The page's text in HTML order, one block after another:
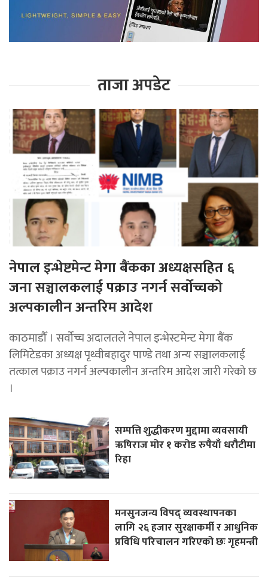
ताजा अपडेट
नेपाल इन्भेष्टमेन्ट मेगा बैंकका अध्यक्षसहित ६
जना सञ्चालकलाई पक्राउ नगर्न सर्वोच्चको
अल्पकालीन अन्तरिम आदेश
काठमाडौँ । सर्वोच्च अदालतले नेपाल इन्भेस्टमेन्ट मेगा बैंक
लिमिटेडका अध्यक्ष पृथ्वीबहादुर पाण्डे तथा अन्य सञ्चालकलाई
तत्काल पक्राउ नगर्न अल्पकालीन अन्तरिम आदेश जारी गरेको छ
।
सम्पत्ति शुद्धीकरण मुद्दामा व्यवसायी
ऋषिराज मोर १ करोड रुपैयाँ धरौटीमा
रिहा
मनसुनजन्य विपद् व्यवस्थापनका
लागि २६ हजार सुरक्षाकर्मी र आधुनिक
प्रविधि परिचालन गरिएको छः गृहमन्त्री